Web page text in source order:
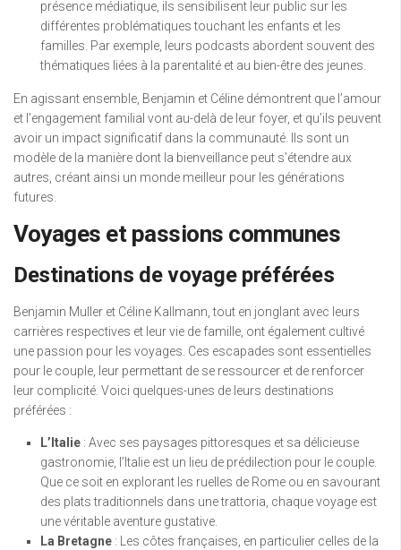
présence médiatique, ils sensibilisent leur public sur les
différentes problématiques touchant les enfants et les
familles. Par exemple, leurs podcasts abordent souvent des
thématiques liées à la parentalité et au bien-être des jeunes.
En agissant ensemble, Benjamin et Céline démontrent que l’amour
et l’engagement familial vont au-delà de leur foyer, et qu’ils peuvent
avoir un impact significatif dans la communauté. Ils sont un
modèle de la manière dont la bienveillance peut s’étendre aux
autres, créant ainsi un monde meilleur pour les générations
futures.
Voyages et passions communes
Destinations de voyage préférées
Benjamin Muller et Céline Kallmann, tout en jonglant avec leurs
carrières respectives et leur vie de famille, ont également cultivé
une passion pour les voyages. Ces escapades sont essentielles
pour le couple, leur permettant de se ressourcer et de renforcer
leur complicité. Voici quelques-unes de leurs destinations
préférées :
L’Italie : Avec ses paysages pittoresques et sa délicieuse
gastronomie, l’Italie est un lieu de prédilection pour le couple.
Que ce soit en explorant les ruelles de Rome ou en savourant
des plats traditionnels dans une trattoria, chaque voyage est
une véritable aventure gustative.
La Bretagne : Les côtes françaises, en particulier celles de la